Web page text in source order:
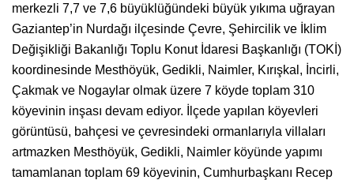
merkezli 7,7 ve 7,6 büyüklüğündeki büyük yıkıma uğrayan
Gaziantep’in Nurdağı ilçesinde Çevre, Şehircilik ve İklim
Değişikliği Bakanlığı Toplu Konut İdaresi Başkanlığı (TOKİ)
koordinesinde Mesthöyük, Gedikli, Naimler, Kırışkal, İncirli,
Çakmak ve Nogaylar olmak üzere 7 köyde toplam 310
köyevinin inşası devam ediyor. İlçede yapılan köyevleri
görüntüsü, bahçesi ve çevresindeki ormanlarıyla villaları
artmazken Mesthöyük, Gedikli, Naimler köyünde yapımı
tamamlanan toplam 69 köyevinin, Cumhurbaşkanı Recep